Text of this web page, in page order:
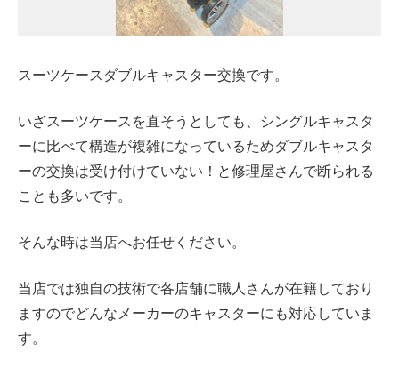
スーツケースダブルキャスター交換です。
いざスーツケースを直そうとしても、
シングルキャスタ
ーに比べて構造が複雑になっているためダブルキャスタ
ーの交換は受け付けていない！と修理屋さんで断られる
ことも多いです。
そんな時は当店へお任せください。
当店では独自の技術で各店舗に職人さんが在籍しており
ますのでどんなメーカーのキャスターにも対応していま
す。